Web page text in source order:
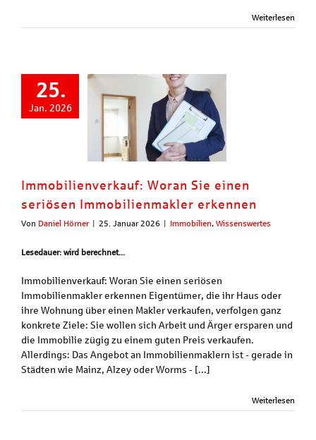
Weiterlesen
25.
Jan. 2026
Immobilienverkauf: Woran Sie einen
seriösen Immobilienmakler erkennen
Von Daniel Hörner | 25. Januar 2026 | Immobilien, Wissenswertes
Lesedauer: wird berechnet...
Immobilienverkauf: Woran Sie einen seriösen
Immobilienmakler erkennen Eigentümer, die ihr Haus oder
ihre Wohnung über einen Makler verkaufen, verfolgen ganz
konkrete Ziele: Sie wollen sich Arbeit und Ärger ersparen und
die Immobilie zügig zu einem guten Preis verkaufen.
Allerdings: Das Angebot an Immobilienmaklern ist - gerade in
Städten wie Mainz, Alzey oder Worms - [...]
Weiterlesen